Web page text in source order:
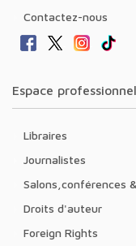
Contactez-nous
Espace professionnel
Libraires
Journalistes
Salons,conférences
Droits d'auteur
Foreign Rights